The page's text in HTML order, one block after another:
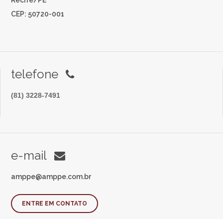
CEP: 50720-001
telefone
(81) 3228-7491
e-mail
amppe@amppe.com.br
ENTRE EM CONTATO